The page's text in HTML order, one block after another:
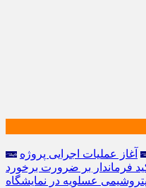
فرماندار بر ضرورت برخورد
عسلویه در نمایشگاه